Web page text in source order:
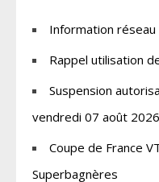
Information réseau
Rappel utilisation
Suspension
vendredi 07 août 2026
Coupe de France
Superbagnères